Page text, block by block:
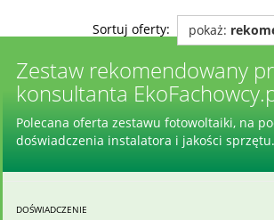
Sortuj oferty: pokaż:
Zestaw rekomendowany
konsultanta
Polecana oferta zestawu fotowoltaiki, na
doświadczenia instalatora i jakości sprzętu.
DOŚWIADCZENIE